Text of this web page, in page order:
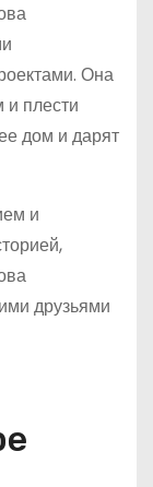
Она
и плести
дом и дарят
и
друзьями